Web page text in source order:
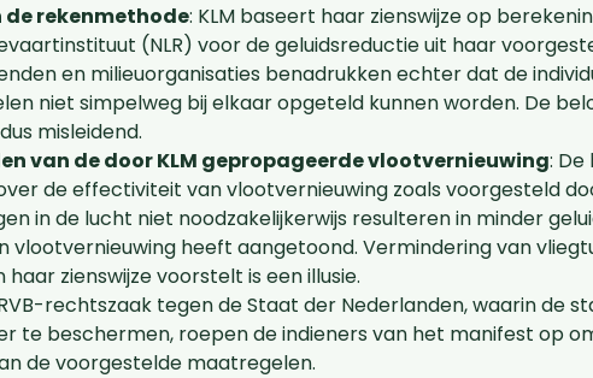
rekenmethode: KLM baseert haar zienswijze op
(NLR) voor de geluidsreductie uit haar
en milieuorganisaties benadrukken echter dat de
niet simpelweg bij elkaar opgeteld kunnen worden. De
misleidend.
van de door KLM gepropageerde vlootvernieuwing:
de effectiviteit van vlootvernieuwing zoals voorgesteld
in de lucht niet noodzakelijkerwijs resulteren in minder
vlootvernieuwing heeft aangetoond. Vermindering van
zienswijze voorstelt is een illusie.
rechtszaak tegen de Staat der Nederlanden, waarin de
te beschermen, roepen de indieners van het manifest op
de voorgestelde maatregelen.